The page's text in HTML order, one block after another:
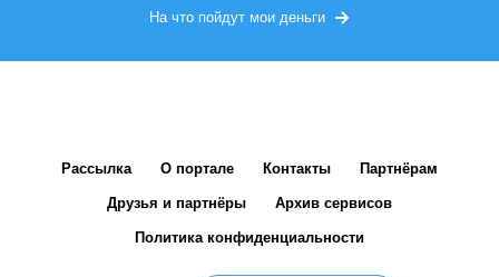
На что пойдут мои деньги
Рассылка О портале Контакты Партнёрам
Друзья и партнёры Архив сервисов
Политика конфиденциальности